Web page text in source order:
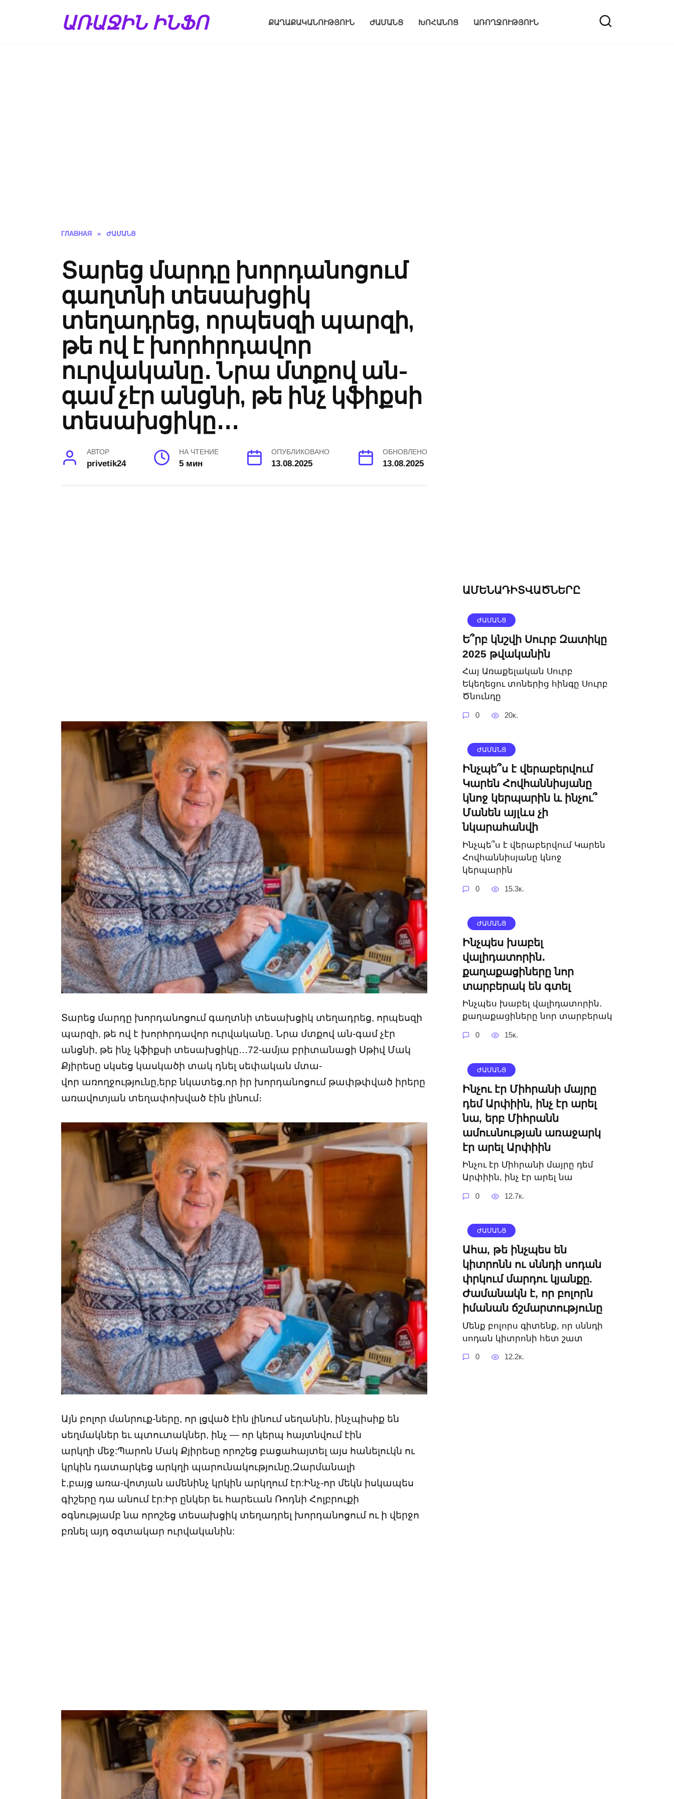
ԱՌԱՋԻՆ ԻՆՖՈ ՔԱՂԱՔԱԿԱՆՈՒԹՅՈՒՆ ԺԱՄԱՆՑ ԽՈՀԱՆՈՑ ԱՌՈՂՋՈՒԹՅՈՒՆ
ГЛАВНАЯ » ԺԱՄԱՆՑ
Տարեց մարդը խորդանոցում
գաղտնի տեսախցիկ
տեղադրեց, որպեսզի պարզի,
թե ով է խորհրդավոր
ուրվականը․ Նրա մտքով ան-
գամ չէր անցնի, թե ինչ կֆիքսի
տեսախցիկը․․․
АВТОР
privetik24
НА ЧТЕНИЕ
5 мин
ОПУБЛИКОВАНО
13.08.2025
ОБНОВЛЕНО
13.08.2025
Տարեց մարդը խորդանոցում գաղտնի տեսախցիկ տեղադրեց, որպեսզի
պարզի, թե ով է խորհրդավոր ուրվականը․ Նրա մտքով ան-գամ չէր
անցնի, թե ինչ կֆիքսի տեսախցիկը․․․72-ամյա բրիտանացի Սթիվ Մակ
Քյիրեսը սկսեց կասկածի տակ դնել սեփական մտա-
վոր առողջությունը,երբ նկատեց,որ իր խորդանոցում թափթփված իրերը
առավոտյան տեղափոխված էին լինում։
Այն բոլոր մանրուք-ները, որ լցված էին լինում սեղանին, ինչպիսիք են
սեղմակներ եւ պտուտակներ, ինչ — որ կերպ հայտնվում էին
արկղի մեջ:Պարոն Մակ Քյիրեսը որոշեց բացահայտել այս հանելուկն ու
կրկին դատարկեց արկղի պարունակությունը,Զարմանալի
է,բայց առա-վոտյան ամենինչ կրկին արկղում էր:Ինչ-որ մեկն իսկապես
գիշերը դա անում էր:Իր ընկեր եւ հարեւան Ռոդնի Հոլբրուքի
օգնությամբ նա որոշեց տեսախցիկ տեղադրել խորդանոցում ու ի վերջո
բռնել այդ օգտակար ուրվականին:
ԱՄԵՆԱԴԻՏՎԱԾՆԵՐԸ
ԺԱՄԱՆՑ
Ե՞րբ կնշվի Սուրբ Զատիկը
2025 թվականին
Հայ Առաքելական Սուրբ
Եկեղեցու տոներից հինգը Սուրբ
Ծնունդը
0 20к.
ԺԱՄԱՆՑ
Ինչպե՞ս է վերաբերվում
Կարեն Հովհաննիսյանը
կնոջ կերպարին և ինչու՞
Մանեն այլևս չի
նկարահանվի
Ինչպե՞ս է վերաբերվում Կարեն
Հովհաննիսյանը կնոջ
կերպարին
0 15.3к.
ԺԱՄԱՆՑ
Ինչպես խաբել
վալիդատորին․
քաղաքացիները նոր
տարբերակ են գտել
Ինչպես խաբել վալիդատորին․
քաղաքացիները նոր տարբերակ
0 15к.
ԺԱՄԱՆՑ
Ինչու էր Միհրանի մայրը
դեմ Արփիին, ինչ էր արել
նա, երբ Միհրանն
ամուսնության առաջարկ
էր արել Արփիին
Ինչու էր Միհրանի մայրը դեմ
Արփիին, ինչ էր արել նա
0 12.7к.
ԺԱՄԱՆՑ
Ահա, թե ինչպես են
կիտրոնն ու սննդի սոդան
փրկում մարդու կյանքը.
Ժամանակն է, որ բոլորն
իմանան ճշմարտությունը
Մենք բոլորս գիտենք, որ սննդի
սոդան կիտրոնի հետ շատ
0 12.2к.